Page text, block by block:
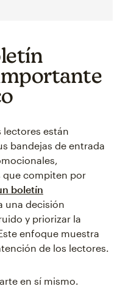
lectores están
bandejas de entrada
que compiten por
boletín
una decisión
y priorizar la
enfoque muestra
de los lectores.
en sí mismo.